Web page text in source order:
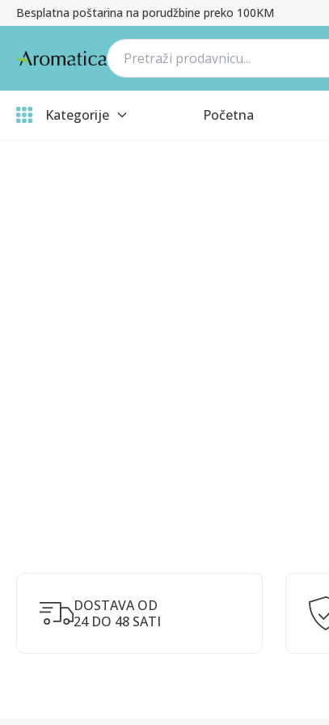
Besplatna poštarina na porudžbine preko 100KM
Kategorije Početna
DOSTAVA OD
24 DO 48 SATI